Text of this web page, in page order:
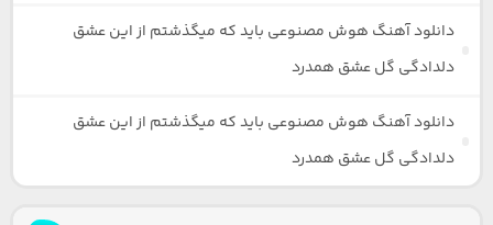
دانلود آهنگ هوش مصنوعی باید که میگذشتم از این عشق
دلدادگی گل عشق همدرد
دانلود آهنگ هوش مصنوعی باید که میگذشتم از این عشق
دلدادگی گل عشق همدرد